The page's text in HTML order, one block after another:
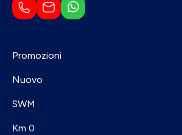
Promozioni
Nuovo
SWM
Km 0